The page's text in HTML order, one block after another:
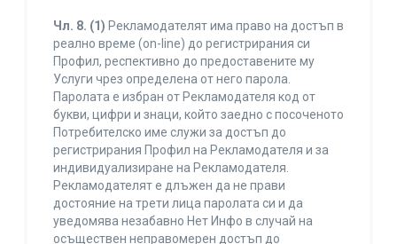
Чл. 8. (1) Рекламодателят има право на достъп в
реално време (on-line) до регистрирания си
Профил, респективно до предоставените му
Услуги чрез определена от него парола.
Паролата е избран от Рекламодателя код от
букви, цифри и знаци, който заедно с посоченото
Потребителско име служи за достъп до
регистрирания Профил на Рекламодателя и за
индивидуализиране на Рекламодателя.
Рекламодателят е длъжен да не прави
достояние на трети лица паролата си и да
уведомява незабавно Нет Инфо в случай на
осъществен неправомерен достъп до